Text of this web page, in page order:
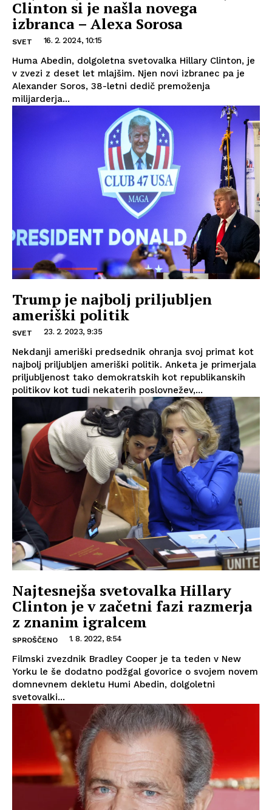
Clinton si je našla novega
izbranca – Alexa Sorosa
SVET 16. 2. 2024, 10:15
Huma Abedin, dolgoletna svetovalka Hillary Clinton, je
v zvezi z deset let mlajšim. Njen novi izbranec pa je
Alexander Soros, 38-letni dedič premoženja
milijarderja...
Trump je najbolj priljubljen
ameriški politik
SVET 23. 2. 2023, 9:35
Nekdanji ameriški predsednik ohranja svoj primat kot
najbolj priljubljen ameriški politik. Anketa je primerjala
priljubljenost tako demokratskih kot republikanskih
politikov kot tudi nekaterih poslovnežev,...
Najtesnejša svetovalka Hillary
Clinton je v začetni fazi razmerja
z znanim igralcem
SPROŠČENO 1. 8. 2022, 8:54
Filmski zvezdnik Bradley Cooper je ta teden v New
Yorku le še dodatno podžgal govorice o svojem novem
domnevnem dekletu Humi Abedin, dolgoletni
svetovalki...